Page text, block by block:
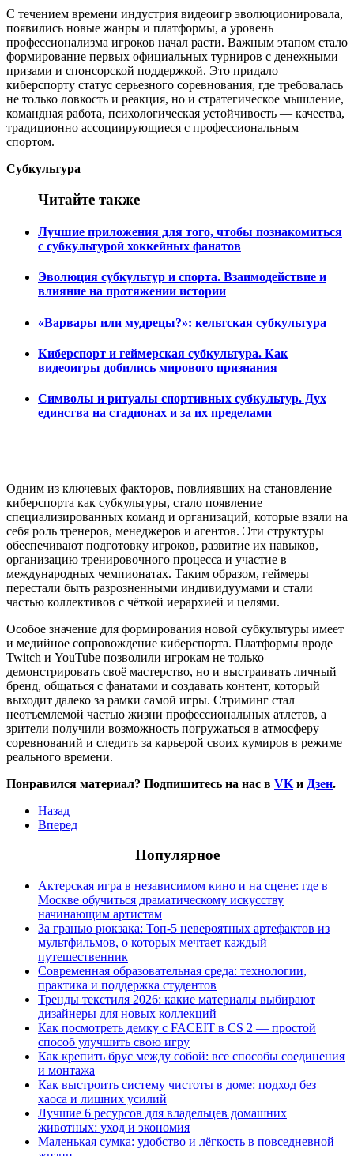
С течением времени индустрия видеоигр эволюционировала,
появились новые жанры и платформы, а уровень
профессионализма игроков начал расти. Важным этапом стало
формирование первых официальных турниров с денежными
призами и спонсорской поддержкой. Это придало
киберспорту статус серьезного соревнования, где требовалась
не только ловкость и реакция, но и стратегическое мышление,
командная работа, психологическая устойчивость — качества,
традиционно ассоциирующиеся с профессиональным
спортом.
Субкультура
Читайте также
Лучшие приложения для того, чтобы познакомиться
с субкультурой хоккейных фанатов
Эволюция субкультур и спорта. Взаимодействие и
влияние на протяжении истории
«Варвары или мудрецы?»: кельтская субкультура
Киберспорт и геймерская субкультура. Как
видеоигры добились мирового признания
Символы и ритуалы спортивных субкультур. Дух
единства на стадионах и за их пределами
Одним из ключевых факторов, повлиявших на становление
киберспорта как субкультуры, стало появление
специализированных команд и организаций, которые взяли на
себя роль тренеров, менеджеров и агентов. Эти структуры
обеспечивают подготовку игроков, развитие их навыков,
организацию тренировочного процесса и участие в
международных чемпионатах. Таким образом, геймеры
перестали быть разрозненными индивидуумами и стали
частью коллективов с чёткой иерархией и целями.
Особое значение для формирования новой субкультуры имеет
и медийное сопровождение киберспорта. Платформы вроде
Twitch и YouTube позволили игрокам не только
демонстрировать своё мастерство, но и выстраивать личный
бренд, общаться с фанатами и создавать контент, который
выходит далеко за рамки самой игры. Стриминг стал
неотъемлемой частью жизни профессиональных атлетов, а
зрители получили возможность погружаться в атмосферу
соревнований и следить за карьерой своих кумиров в режиме
реального времени.
Понравился материал? Подпишитесь на нас в VK и Дзен.
Назад
Вперед
Популярное
Актерская игра в независимом кино и на сцене: где в
Москве обучиться драматическому искусству
начинающим артистам
За гранью рюкзака: Топ-5 невероятных артефактов из
мультфильмов, о которых мечтает каждый
путешественник
Современная образовательная среда: технологии,
практика и поддержка студентов
Тренды текстиля 2026: какие материалы выбирают
дизайнеры для новых коллекций
Как посмотреть демку с FACEIT в CS 2 — простой
способ улучшить свою игру
Как крепить брус между собой: все способы соединения
и монтажа
Как выстроить систему чистоты в доме: подход без
хаоса и лишних усилий
Лучшие 6 ресурсов для владельцев домашних
животных: уход и экономия
Маленькая сумка: удобство и лёгкость в повседневной